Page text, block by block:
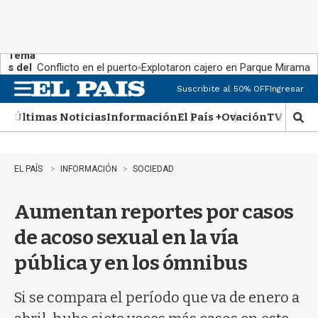
Tema
s del
día:
Conflicto en el puerto Explotaron cajero en Parque Miramar
n
u
Suscribite al 50% OFFIngresar
Últimas NoticiasInformaciónEl País +OvaciónTV Show
M
o
e
d
EL PAÍS INFORMACIÓN SOCIEDAD
Aumentan reportes por casos
de acoso sexual en la vía
pública y en los ómnibus
Si se compara el período que va de enero a